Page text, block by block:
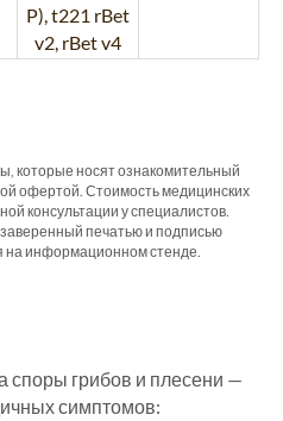
P), t221 rBet
v2, rBet v4
которые носят ознакомительный
офертой. Стоимость медицинских
консультации у специалистов.
печатью и подписью
на информационном стенде.
споры грибов и плесени —
симптомов: